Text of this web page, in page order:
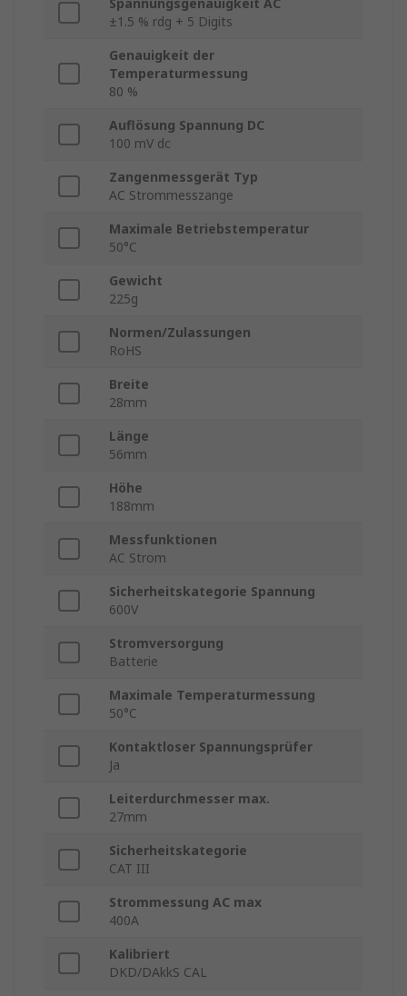
Spannungsgenauigkeit AC
±1.5 % rdg + 5 Digits
Genauigkeit der
Temperaturmessung
80 %
Auflösung Spannung DC
100 mV dc
Zangenmessgerät Typ
AC Strommesszange
Maximale Betriebstemperatur
50°C
Gewicht
225g
Normen/Zulassungen
RoHS
Breite
28mm
Länge
56mm
Höhe
188mm
Messfunktionen
AC Strom
Sicherheitskategorie Spannung
600V
Stromversorgung
Batterie
Maximale Temperaturmessung
50°C
Kontaktloser Spannungsprüfer
Ja
Leiterdurchmesser max.
27mm
Sicherheitskategorie
CAT III
Strommessung AC max
400A
Kalibriert
DKD/DAkkS CAL